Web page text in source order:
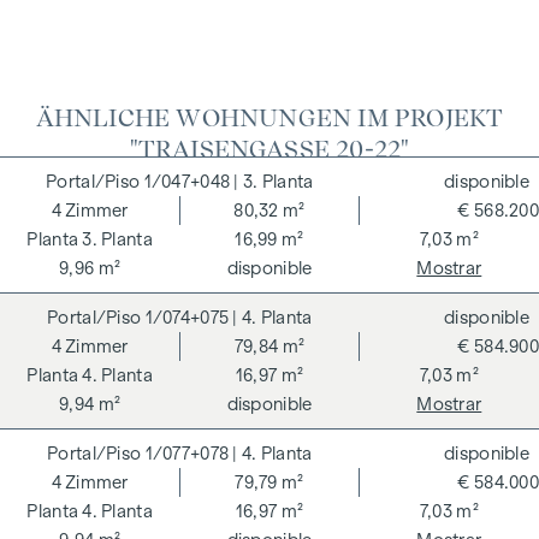
ÄHNLICHE WOHNUNGEN IM PROJEKT
"TRAISENGASSE 20-22"
1/047+048 | 3. Planta
3. Planta
4Zimmer
80,32 m²
16,99 m²
7,03 m²
9,96 m²
€ 568.200
disponible
disponible
Mostrar
1/074+075 | 4. Planta
4. Planta
4Zimmer
79,84 m²
16,97 m²
7,03 m²
9,94 m²
€ 584.900
disponible
disponible
Mostrar
1/077+078 | 4. Planta
4. Planta
4Zimmer
79,79 m²
16,97 m²
7,03 m²
€ 584.000
disponible